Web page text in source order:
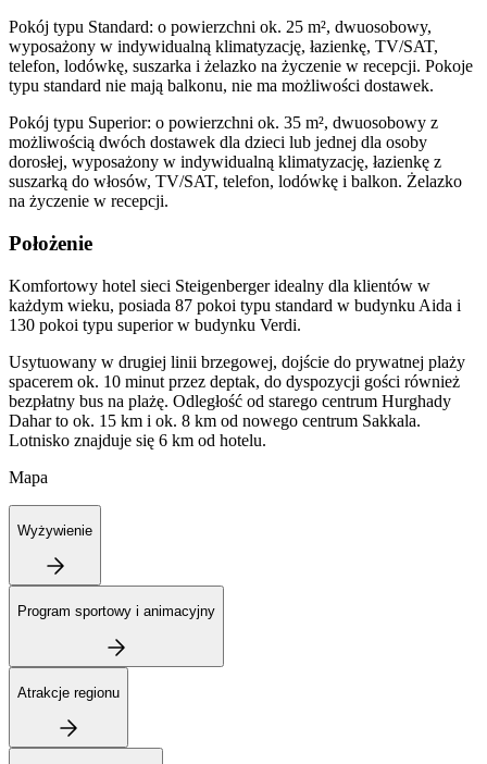
Pokój typu Standard: o powierzchni ok. 25 m², dwuosobowy,
wyposażony w indywidualną klimatyzację, łazienkę, TV/SAT,
telefon, lodówkę, suszarka i żelazko na życzenie w recepcji. Pokoje
typu standard nie mają balkonu, nie ma możliwości dostawek.
Pokój typu Superior: o powierzchni ok. 35 m², dwuosobowy z
możliwością dwóch dostawek dla dzieci lub jednej dla osoby
dorosłej, wyposażony w indywidualną klimatyzację, łazienkę z
suszarką do włosów, TV/SAT, telefon, lodówkę i balkon. Żelazko
na życzenie w recepcji.
Położenie
Komfortowy hotel sieci Steigenberger idealny dla klientów w
każdym wieku, posiada 87 pokoi typu standard w budynku Aida i
130 pokoi typu superior w budynku Verdi.
Usytuowany w drugiej linii brzegowej, dojście do prywatnej plaży
spacerem ok. 10 minut przez deptak, do dyspozycji gości również
bezpłatny bus na plażę. Odległość od starego centrum Hurghady
Dahar to ok. 15 km i ok. 8 km od nowego centrum Sakkala.
Lotnisko znajduje się 6 km od hotelu.
Mapa
Wyżywienie
Program sportowy i animacyjny
Atrakcje regionu